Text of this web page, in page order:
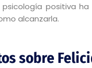
positiva
alcanzarla.
sobre